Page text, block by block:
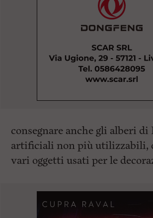
consegnare anche gli alberi di
artificiali non più utilizzabili,
vari oggetti usati per le